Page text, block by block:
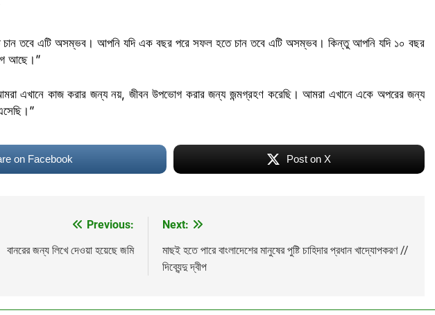
চান তবে এটি অসম্ভব। আপনি যদি এক বছর পরে সফল হতে চান তবে এটি অসম্ভব। কিন্তু আপনি যদি ১০ বছর
আছে।”
এখানে কাজ করার জন্য নয়, জীবন উপভোগ করার জন্য জন্মগ্রহণ করেছি। আমরা এখানে একে অপরের জন্য
on Facebook Post on X
Previous:
বানরের জন্য লিখে দেওয়া হয়েছে জমি
Next:
মাছই হতে পারে বাংলাদেশের মানুষের পুষ্টি চাহিদার প্রধান খাদ্যোপকরণ //
দিব্যেন্দু দ্বীপ
New Al-Amin Jewellers ; Khulna